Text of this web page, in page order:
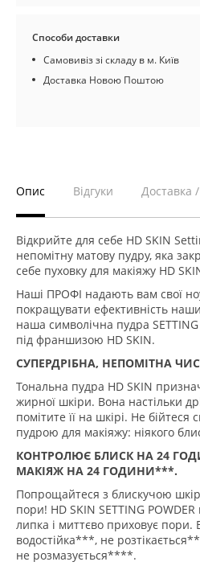
Способи доставки
Самовивіз зі складу в м. Київ
Доставка Новою Поштою
Опис Відгуки Доставка
Відкрийте для себе HD SKIN
непомітну матову пудру, яка
себе пуховку для макіяжу HD
Наші ПРОФІ надають вам свої
покращувати ефективність
наша символічна пудра
під франшизою HD SKIN.
СУПЕРДРІБНА, НЕПОМІТНА
Тональна пудра HD SKIN
жирної шкіри. Вона настільки
помітите її на шкірі. Не
пудрою для макіяжу: ніякого
КОНТРОЛЮЄ БЛИСК НА 24
МАКІЯЖ НА 24 ГОДИНИ***.
Попрощайтеся з блискучою
пори! HD SKIN SETTING
липка і миттєво приховує пори.
водостійка***, не
не розмазується****.